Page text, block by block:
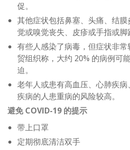
促。
其他症状包括鼻塞、头痛、结
觉或嗅觉丧失、皮疹或手指或脚
有些人感染了病毒，但症状非
贸组织称，大约 20% 的病例可
迫。
老年人或患有高血压、心肺疾
疾病的人患重病的风险较高。
避免 COVID-19 的提示
带上口罩
定期彻底清洁双手